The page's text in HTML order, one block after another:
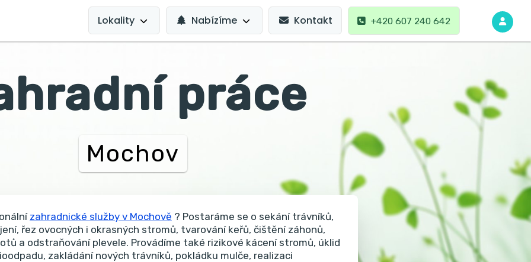
MAIN
NAVIGATION
+420 607 240 642
Lokality Nabízíme Kontakt
práce
Mochov
zahradnické služby v Mochově ? Postaráme se o sekání trávníků,
řez ovocných i okrasných stromů, tvarování keřů, čištění záhonů,
a odstraňování plevele. Provádíme také rizikové kácení stromů, úklid
zakládání nových trávníků, pokládku mulče, realizaci